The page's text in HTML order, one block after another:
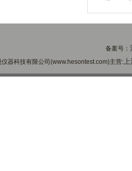
备案号：
器科技有限公司(www.hesontest.com)主营:上